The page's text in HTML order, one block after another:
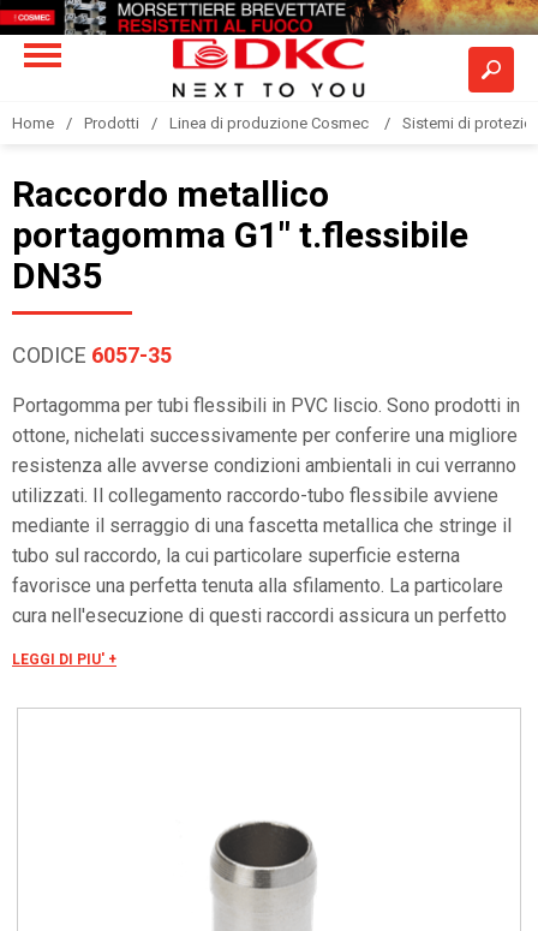
Home Prodotti Linea di produzione Cosmec Sistemi di
Raccordo metallico
portagomma G1" t.flessibile
DN35
CODICE 6057-35
Portagomma per tubi flessibili in PVC liscio. Sono prodotti in
ottone, nichelati successivamente per conferire una migliore
resistenza alle avverse condizioni ambientali in cui verranno
utilizzati. Il collegamento raccordo-tubo flessibile avviene
mediante il serraggio di una fascetta metallica che stringe il
tubo sul raccordo, la cui particolare superficie esterna
favorisce una perfetta tenuta alla sfilamento. La particolare
cura nell'esecuzione di questi raccordi assicura un perfetto
LEGGI DI PIU' +